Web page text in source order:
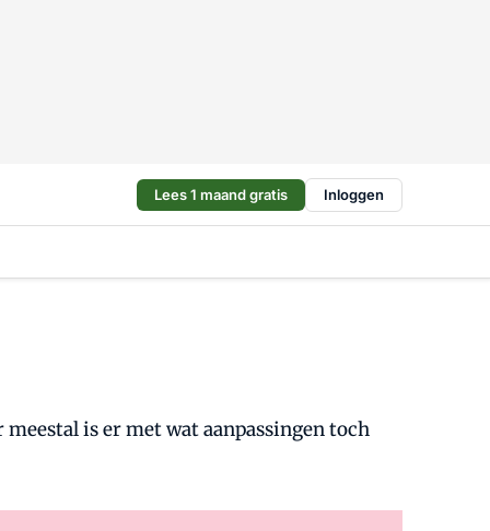
Lees 1 maand gratis Inloggen
is er met wat aanpassingen toch